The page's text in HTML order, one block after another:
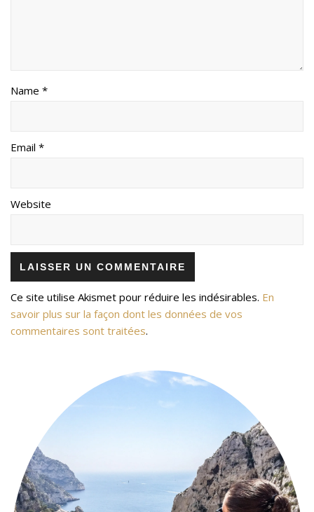
Name *
Email *
Website
Ce site utilise Akismet pour réduire les indésirables. En
savoir plus sur la façon dont les données de vos
commentaires sont traitées.